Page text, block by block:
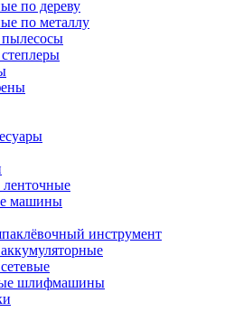
по дереву
по металлу
машины
инструмент
шлифмашины